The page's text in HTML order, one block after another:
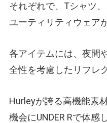
それぞれで、Tシャツ
ユーティリティウェア
各アイテムには、夜間
全性を考慮したリフレ
Hurleyが誇る高機能素
機会にUNDER Rで体感